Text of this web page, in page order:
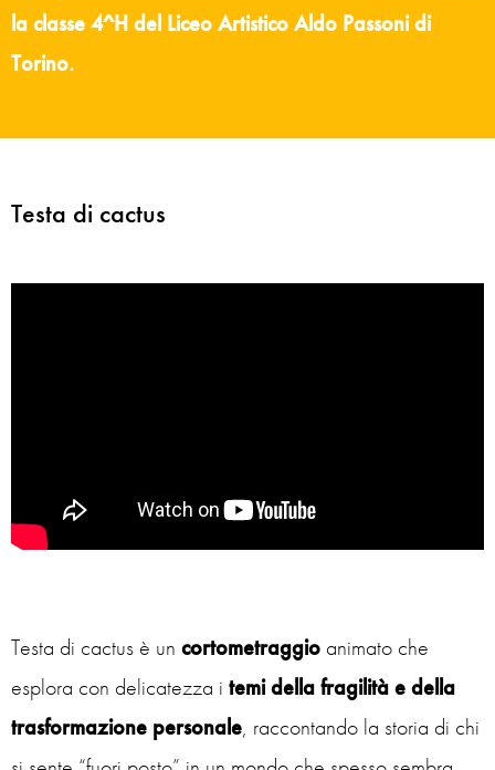
la classe 4^H del Liceo Artistico Aldo Passoni di
Torino.
Testa di cactus
Testa di cactus è un cortometraggio animato che
esplora con delicatezza i temi della fragilità e della
trasformazione personale, raccontando la storia di chi